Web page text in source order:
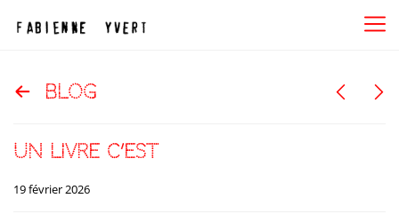
blog
un livre c’est
19 février 2026